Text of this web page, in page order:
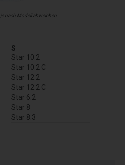
nach Modell abweichen
S
Star 10.2
Star 10.2 C
Star 12.2
Star 12.2 C
Star 6.2
Star 8
Star 8.3